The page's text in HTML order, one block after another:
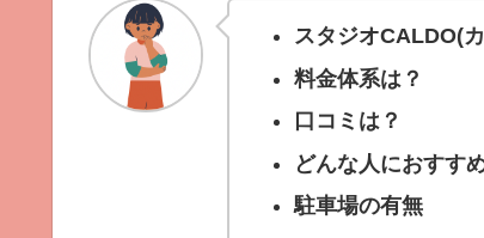
スタジオCALDO(
料金体系は？
口コミは？
どんな人におすす
駐車場の有無